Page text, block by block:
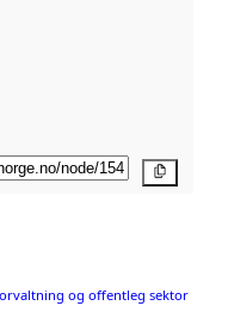
og offentleg sektor